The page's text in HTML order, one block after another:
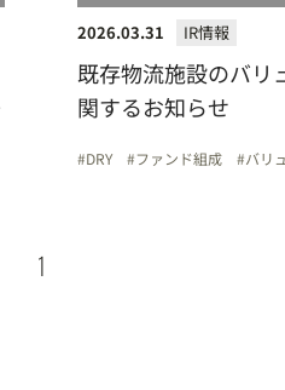
2026.03.31 IR情報
既存物流施設のバリ
関するお知らせ
DRY ファンド組成 バリ
1